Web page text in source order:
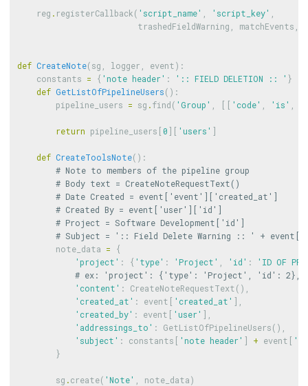
reg . registerCallback( 'script_name' 'script_key'
trashedFieldWarning
matchEvents
def CreateNote(sg logger event):
constants = { 'note header' : ':: FIELD DELETION :: ' }
def GetListOfPipelineUsers():
pipeline_users = sg .find( 'Group' [[ 'code' 'is'
return pipeline_users [0][ 'users' ]
def CreateToolsNote():
note_data =
{
'project' : { 'type' : 'Project' 'id' :
'ID OF
'content' : CreateNoteRequestText(),
'created_at' : event [ 'created_at' ],
'created_by' : event [ 'user' ],
'addressings_to' : GetListOfPipelineUsers(),
'subject' : constants [ 'note header' ] + event [
}
sg .create( 'Note' note_data)